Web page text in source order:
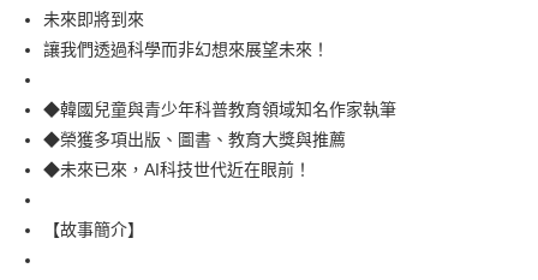
每筆NT$100，滿NT$499(含以上)免運費
未來即將到來
讓我們透過科學而非幻想來展望未來！
◆韓國兒童與青少年科普教育領域知名作家執筆
◆榮獲多項出版、圖書、教育大獎與推薦
◆未來已來，AI科技世代近在眼前！
【故事簡介】